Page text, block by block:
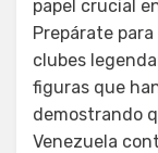
papel crucial
Prepárate
clubes
figuras que
demostrando
Venezuela